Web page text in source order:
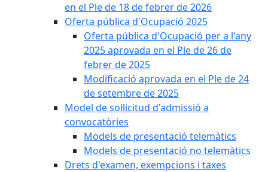
en el Ple de 18 de febrer de 2026
Oferta pública d'Ocupació 2025
Oferta pública d'Ocupació per a l'any
2025 aprovada en el Ple de 26 de
febrer de 2025
Modificació aprovada en el Ple de 24
de setembre de 2025
Model de sol·licitud d'admissió a
convocatòries
Models de presentació telemàtics
Models de presentació no telemàtics
Drets d'examen, exempcions i taxes